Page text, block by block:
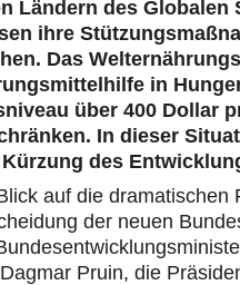
Ländern des Globalen
ihre
Das
in
über 400 Dollar
In dieser
des
auf die dramatischen
der neuen
Pruin, die